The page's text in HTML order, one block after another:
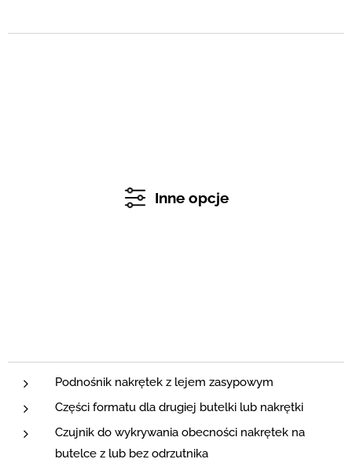
Inne opcje
Podnośnik nakrętek z lejem zasypowym
Części formatu dla drugiej butelki lub nakrętki
Czujnik do wykrywania obecności nakrętek na
butelce z lub bez odrzutnika